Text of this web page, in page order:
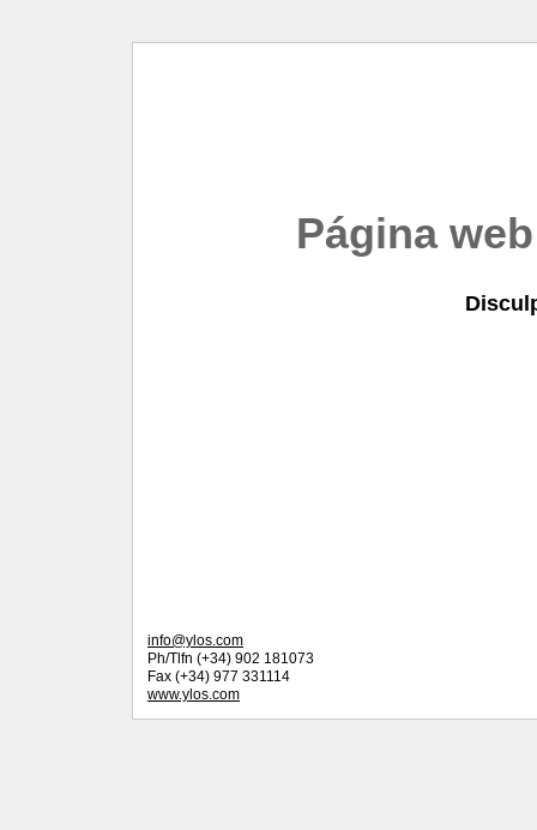
Página
info@ylos.com
Ph/Tlfn (+34) 902 181073
Fax (+34) 977 331114
www.ylos.com